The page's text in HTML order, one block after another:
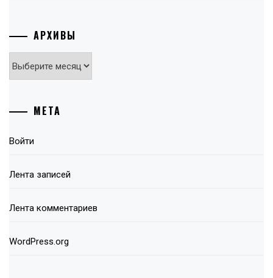
АРХИВЫ
Архивы
МЕТА
Войти
Лента записей
Лента комментариев
WordPress.org